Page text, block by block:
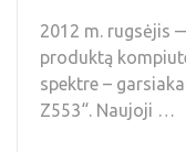
2012 m. rugsėjis
produktą
spektre –
Z553“. Naujoji …